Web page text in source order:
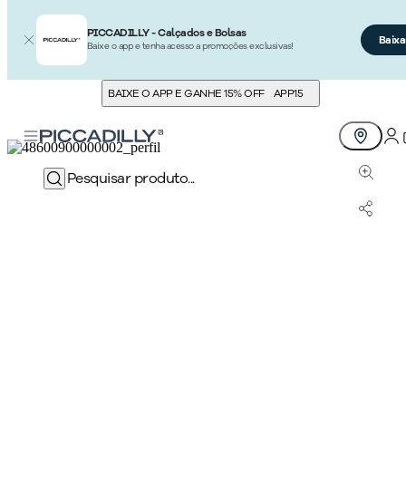
PICCADILLY - Calçados e Bolsas
Baixe o app e tenha acesso a promoções exclusivas!
BAIXE O APP E GANHE 15% OFF APP15